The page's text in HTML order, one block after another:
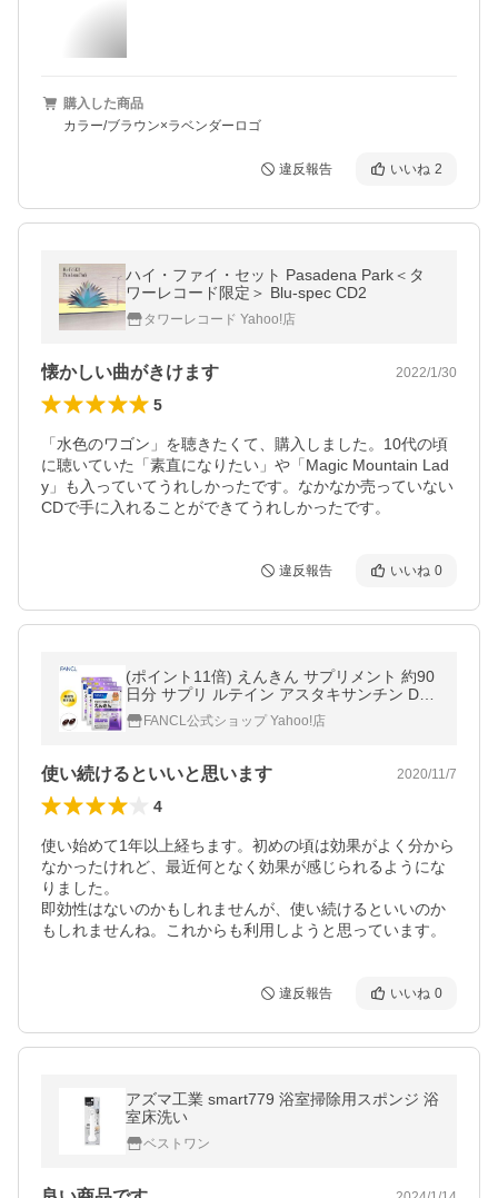
購入した商品
カラー/ブラウン×ラベンダーロゴ
違反報告 いいね 2
ハイ・ファイ・セット Pasadena Park＜タ
ワーレコード限定＞ Blu-spec CD2
タワーレコード Yahoo!店
懐かしい曲がきけます 2022/1/30
5
「水色のワゴン」を聴きたくて、購入しました。10代の頃
に聴いていた「素直になりたい」や「Magic Mountain Lad
y」も入っていてうれしかったです。なかなか売っていない
CDで手に入れることができてうれしかったです。
違反報告 いいね 0
(ポイント11倍) えんきん サプリメント 約90
日分 サプリ ルテイン アスタキサンチン DH
A ブルーベリー ファンケル 公式 FANCL
FANCL公式ショップ Yahoo!店
使い続けるといいと思います 2020/11/7
4
使い始めて1年以上経ちます。初めの頃は効果がよく分から
なかったけれど、最近何となく効果が感じられるようにな
りました。
即効性はないのかもしれませんが、使い続けるといいのか
もしれませんね。これからも利用しようと思っています。
違反報告 いいね 0
アズマ工業 smart779 浴室掃除用スポンジ 浴
室床洗い
ベストワン